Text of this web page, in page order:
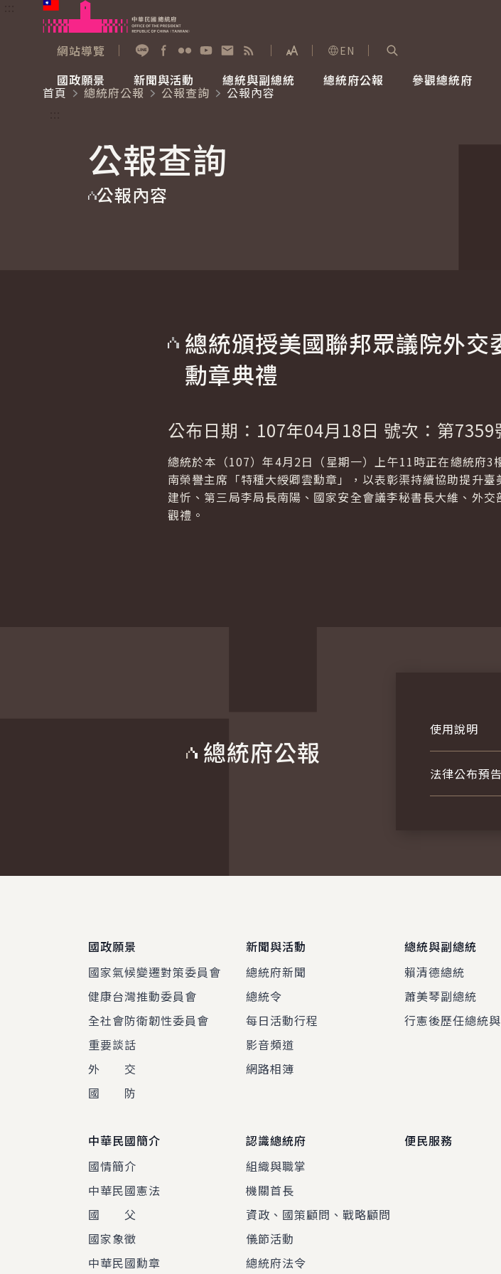
跳到主要內容
網站導覽
展開字級選單
EN
國政願景
國家氣候變遷對策委員會
重要談話
新聞與活動
總統府新聞
影音頻道
總統與副總統
賴清德總統
總統府公報 參觀總統府
首頁
總統府公報 公報查詢
公報內容
公報查詢
公報內容
總統頒授美國聯邦眾議院外
勳章典禮
公布日期：107年04月18日 號次：第7359
總統於本（107）年4月2日（星期一）上午11時正在總統府
南榮譽主席「特種大綬卿雲勳章」，以表彰渠持續協助提升
建忻、第三局李局長南陽、國家安全會議李秘書長大維、外
觀禮。
總統府公報
使用說明
法律公布預告
國政願景
國家氣候變遷對策委員會
健康台灣推動委員會
全社會防衛韌性委員會
重要談話
外 交
國 防
新聞與活動
總統府新聞
總統令
每日活動行程
影音頻道
網路相簿
總統與副總統
賴清德總統
蕭美琴副總統
行憲後歷任總統
中華民國簡介
國情簡介
中華民國憲法
國 父
國家象徵
中華民國勳章
認識總統府
組織與職掌
機關首長
資政、國策顧問、戰略顧問
儀節活動
總統府法令
便民服務